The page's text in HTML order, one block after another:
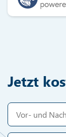
Jetzt